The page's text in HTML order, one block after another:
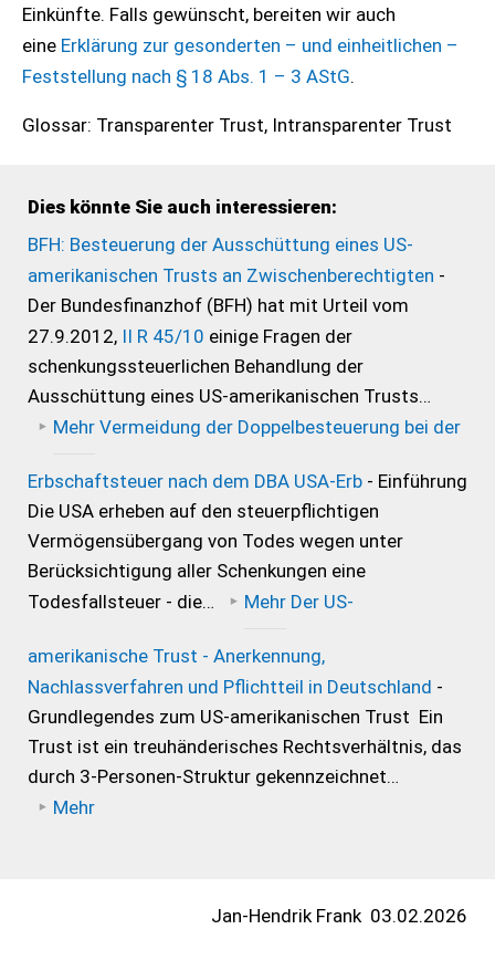
Einkünfte. Falls gewünscht, bereiten wir auch
eine Erklärung zur gesonderten – und einheitlichen –
Feststellung nach § 18 Abs. 1 – 3 AStG.
Glossar: Transparenter Trust, Intransparenter Trust
Dies könnte Sie auch interessieren:
BFH: Besteuerung der Ausschüttung eines US-
amerikanischen Trusts an Zwischenberechtigten -
Der Bundesfinanzhof (BFH) hat mit Urteil vom
27.9.2012, II R 45/10 einige Fragen der
schenkungssteuerlichen Behandlung der
Ausschüttung eines US-amerikanischen Trusts…
Mehr Vermeidung der Doppelbesteuerung bei der
Erbschaftsteuer nach dem DBA USA-Erb - Einführung
Die USA erheben auf den steuerpflichtigen
Vermögensübergang von Todes wegen unter
Berücksichtigung aller Schenkungen eine
Todesfallsteuer - die…
Mehr Der US-
amerikanische Trust - Anerkennung,
Nachlassverfahren und Pflichtteil in Deutschland -
Grundlegendes zum US-amerikanischen Trust Ein
Trust ist ein treuhänderisches Rechtsverhältnis, das
durch 3-Personen-Struktur gekennzeichnet…
Mehr
Jan-Hendrik Frank 03.02.2026